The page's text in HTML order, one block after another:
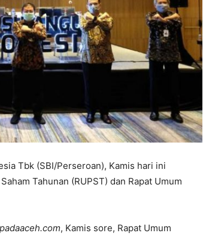
Tbk (SBI/Perseroan), Kamis hari ini
Tahunan (RUPST) dan Rapat Umum
, Kamis sore, Rapat Umum